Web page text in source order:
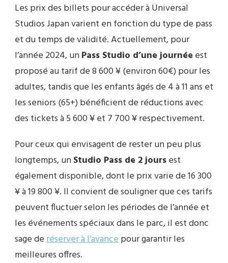
Les prix des billets pour accéder à Universal
Studios Japan varient en fonction du type de pass
et du temps de validité. Actuellement, pour
l’année 2024, unPass Studio d’une journée est
proposé au tarif de 8 600 ¥ (environ 60€) pour les
adultes, tandis que les enfants âgés de 4 à 11 ans et
les seniors (65+) bénéficient de réductions avec
des tickets à 5 600 ¥ et 7 700 ¥ respectivement.
Pour ceux qui envisagent de rester un peu plus
longtemps, unStudio Pass de 2 joursest
également disponible, dont le prix varie de 16 300
¥ à 19 800 ¥. Il convient de souligner que ces tarifs
peuvent fluctuer selon les périodes de l’année et
les événements spéciaux dans le parc, il est donc
sage deréserver à l’avancepour garantir les
meilleures offres.